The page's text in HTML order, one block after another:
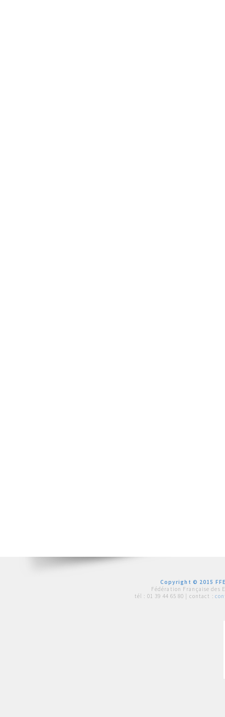
Copyright © 2015
Fédération Française des
tél : 01 39 44 65 80 | contact :